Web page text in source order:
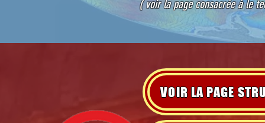
( voir la page consacrée à le
VOIR LA PAGE